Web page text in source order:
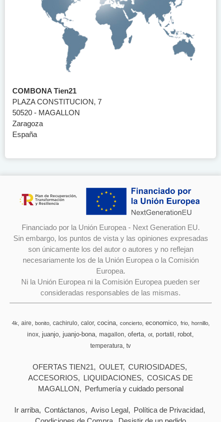
COMBONA Tien21
PLAZA CONSTITUCION, 7
50520 - MAGALLON
Zaragoza
España
Financiado por la Unión Europea - Next Generation EU.
Sin embargo, los puntos de vista y las opiniones expresadas
son únicamente los del autor o autores y no reflejan
necesariamente los de la Unión Europea o la Comisión
Europea.
Ni la Unión Europea ni la Comisión Europea pueden ser
consideradas responsables de las mismas.
4k aire bonito cachirulo calor cocina concierto economico frio hornillo
inox juanjo juanjo-bona magallon oferta ot portatil robot
temperatura tv
OFERTAS TIEN21 OULET
CURIOSIDADES
ACCESORIOS
LIQUIDACIONES
COSICAS DE
MAGALLON
Perfumería y cuidado personal
Ir arriba Contáctanos Aviso Legal
Política de Privacidad